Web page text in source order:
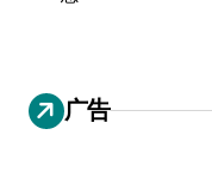
广告